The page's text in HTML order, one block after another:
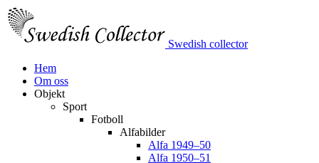
Swedish collector
Hem
Om oss
Objekt
Sport
Fotboll
Alfabilder
Alfa 1949–50
Alfa 1950–51